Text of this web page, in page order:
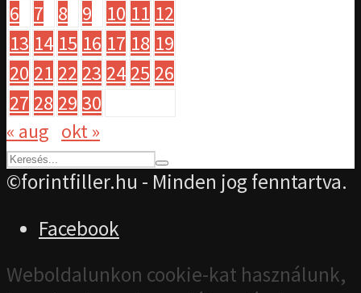
6
7 8 9 10 11 12
13 14 15 16 17 18 19
20 21 22 23 24 25 26
27 28 29 30
« aug okt »
©forintfiller.hu - Minden jog fenntartva.
Facebook
Weboldalunkon cookie-kat használunk,